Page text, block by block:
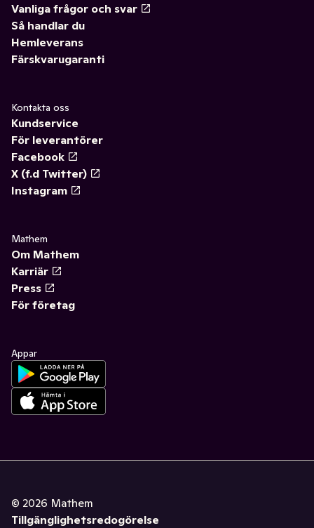
Vanliga frågor och svar
Så handlar du
Hemleverans
Färskvarugaranti
Kontakta oss
Kundservice
För leverantörer
Facebook
X (f.d Twitter)
Instagram
Mathem
Om Mathem
Karriär
Press
För företag
Appar
© 2026 Mathem
Tillgänglighetsredogörelse